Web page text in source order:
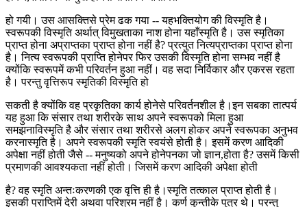
हो गयी। उस आसक्तिसे प्रेम ढक गया -- यहभक्तियोग की विस्मृति है।
स्वरूपकी विस्मृति अर्थात् विमुखताका नाश होना यहाँस्मृति है। उस स्मृतिका
प्राप्त होना अप्राप्तका प्राप्त होना नहीं है? प्रत्युत नित्यप्राप्तका प्राप्त होना
है। नित्य स्वरूपकी प्राप्ति होनेपर फिर उसकी विस्मृति होना सम्भव नहीं है
क्योंकि स्वरूपमें कभी परिवर्तन हुआ नहीं। वह सदा निर्विकार और एकरस रहता
है। परन्तु वृत्तिरूप स्मृतिकी विस्मृति हो
सकती है क्योंकि वह प्रकृतिका कार्य होनेसे परिवर्तनशील है।इन सबका तात्पर्य
यह हुआ कि संसार तथा शरीरके साथ अपने स्वरूपको मिला हुआ
समझनाविस्मृति है और संसार तथा शरीरसे अलग होकर अपने स्वरूपका अनुभव
करनास्मृति है। अपने स्वरूपकी स्मृति स्वयंसे होती है। इसमें करण आदिकी
अपेक्षा नहीं होती जैसे -- मनुष्यको अपने होनेपनका जो ज्ञान,होता है? उसमें किसी
प्रमाणकी आवश्यकता नहीं होती। जिसमें करण आदिकी अपेक्षा होती
है? वह स्मृति अन्तःकरणकी एक वृत्ति ही है।स्मृति तत्काल प्राप्त होती है।
इसकी प्राप्तिमें देरी अथवा परिश्रम नहीं है। कर्ण कुन्तीके पुत्र थे। परन्तु